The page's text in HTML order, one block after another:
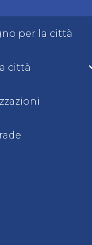
per la città
città